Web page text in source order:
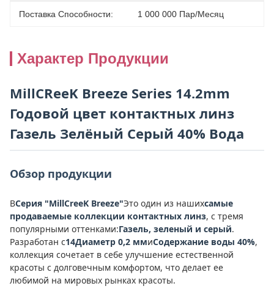
Поставка Способности: 1 000 000 Пар/месяц
Характер Продукции
MillCReeK Breeze Series 14.2mm
Годовой цвет контактных линз
Газель Зелёный Серый 40% Вода
Обзор продукции
ВСерия "MillCreeK Breeze"Это один из нашихсамые
продаваемые коллекции контактных линз, с тремя
популярными оттенками:Газель, зеленый и серый.
Разработан с14Диаметр 0,2 ммиСодержание воды 40%,
коллекция сочетает в себе улучшение естественной
красоты с долговечным комфортом, что делает ее
любимой на мировых рынках красоты.